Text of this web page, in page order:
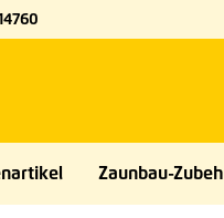
Zaunbau-